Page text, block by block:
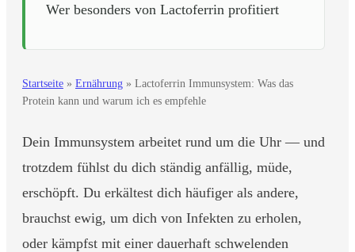
Wer besonders von Lactoferrin profitiert
Startseite » Ernährung » Lactoferrin Immunsystem: Was das
Protein kann und warum ich es empfehle
Dein Immunsystem arbeitet rund um die Uhr — und
trotzdem fühlst du dich ständig anfällig, müde,
erschöpft. Du erkältest dich häufiger als andere,
brauchst ewig, um dich von Infekten zu erholen,
oder kämpfst mit einer dauerhaft schwelenden